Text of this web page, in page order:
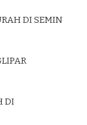
DI SEMIN
DI